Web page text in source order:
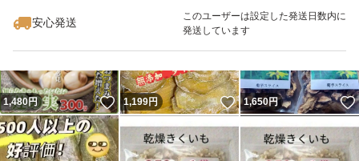
特徴農家直送
安心発送
このユーザーは設定した発送日数内に
発送しています
1,480円 いいね！
1,199円 いいね！
1,650円